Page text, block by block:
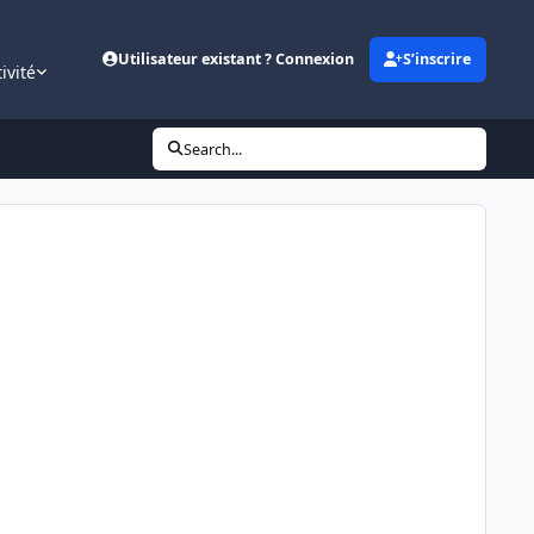
Utilisateur existant ? Connexion S’inscrire
Search...